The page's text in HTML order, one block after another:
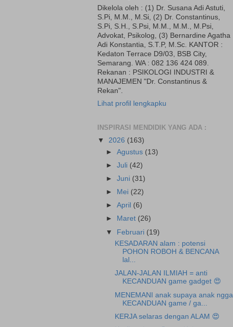
Dikelola oleh : (1) Dr. Susana Adi Astuti,
S.Pi, M.M., M.Si, (2) Dr. Constantinus,
S.Pi, S.H., S.Psi, M.M., M.M., M.Psi,
Advokat, Psikolog, (3) Bernardine Agatha
Adi Konstantia, S.T.P, M.Sc. KANTOR :
Kedaton Terrace D9/03, BSB City,
Semarang. WA : 082 136 424 089.
Rekanan : PSIKOLOGI INDUSTRI &
MANAJEMEN "Dr. Constantinus &
Rekan".
Lihat profil lengkapku
INSPIRASI MENDIDIK YANG ADA :
▼ 2026 (163)
►Agustus (13)
►Juli (42)
►Juni (31)
►
Mei (22)
►April (6)
►
Maret (26)
▼ Februari (19)
KESADARAN alam : potensi
POHON ROBOH & BENCANA
lal...
JALAN-JALAN ILMIAH = anti
KECANDUAN game gadget 😍
MENEMANI anak supaya anak ngga
KECANDUAN game / ga...
KERJA selaras dengan ALAM 😍